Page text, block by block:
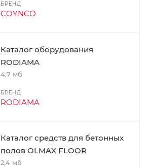
БРЕНД
COYNCO
Каталог оборудования
RODIAMA
4,7 мб
БРЕНД
RODIAMA
Каталог средств для бетонных
полов OLMAX FLOOR
2,4 мб